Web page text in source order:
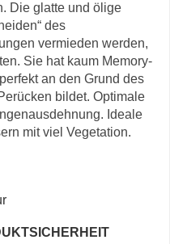
Die glatte und ölige
des
vermieden werden,
Sie hat kaum Memory-
an den Grund des
bildet. Optimale
Ideale
mit viel Vegetation.